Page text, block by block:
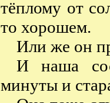
тёплому от
то хорошем.
Или же он
И наша
минуты и